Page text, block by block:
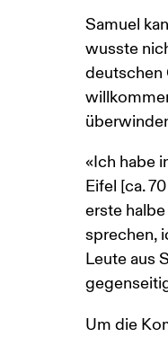
Samuel
wusste
deutschen
«Ich habe
Eifel [ca.
erste
sprechen,
Leute aus
Um die